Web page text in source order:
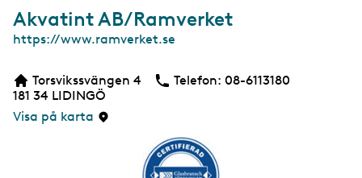
Akvatint AB/Ramverket
W
b
s
i
https://www.ramverket.se
Torsvikssvängen 4
181 34 LIDINGÖ
Visa på karta
Telefon: Telefon
08-6113180